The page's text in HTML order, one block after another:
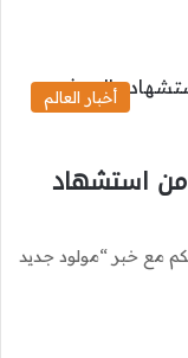
أخبار العالم
استشهاد
. نترككم مع خبر “مولود جديد